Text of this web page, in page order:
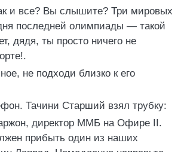
и все? Вы слышите? Три мировых
последней олимпиады — такой
дядя, ты просто ничего не
не подходи близко к его
Тачини Старший взял трубку:
директор ММБ на Офире II.
прибыть один из наших